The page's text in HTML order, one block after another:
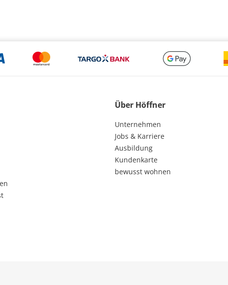
Über Höffner
Unternehmen
Jobs & Karriere
Ausbildung
Kundenkarte
bewusst wohnen